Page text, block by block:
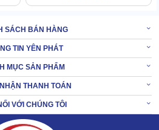
thông số kỹ thuật, chứng nhận chất
SÁCH BÁN HÀNG
TIN YÊN PHÁT
MỤC SẢN PHẨM
THANH TOÁN
VỚI CHÚNG TÔI